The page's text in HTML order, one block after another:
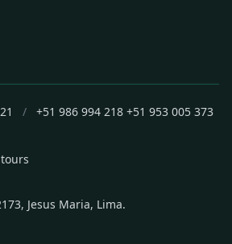
/ +51 986 994 218 +51 953 005 373
Jesus Maria, Lima.